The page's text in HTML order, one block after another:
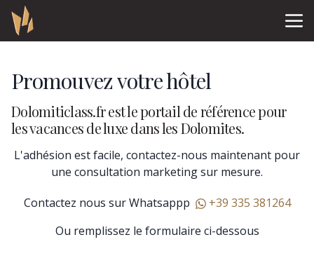
Promouvez votre hôtel
Dolomiticlass.fr est le portail de référence pour
les vacances de luxe dans les Dolomites.
L'adhésion est facile, contactez-nous maintenant pour
une consultation marketing sur mesure.
Contactez nous sur Whatsappp
+39 335 381264
Ou remplissez le formulaire ci-dessous